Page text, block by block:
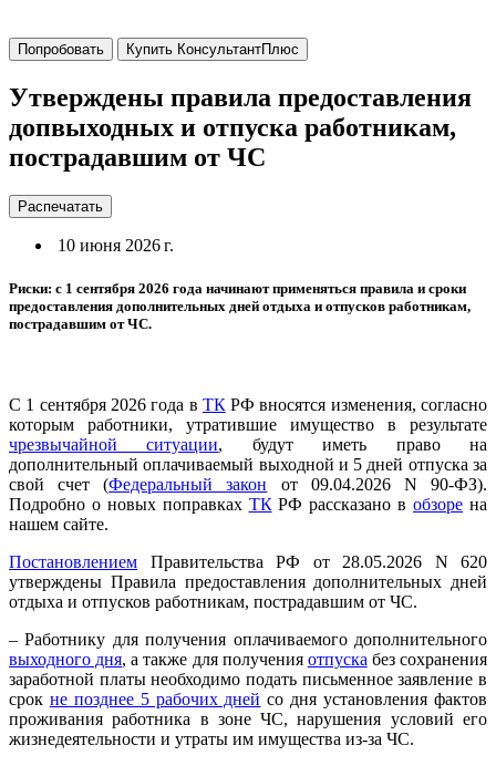
Попробовать Купить КонсультантПлюс
Утверждены правила предоставления
допвыходных и отпуска работникам,
пострадавшим от ЧС
Распечатать
10 июня 2026 г.
Риски: с 1 сентября 2026 года начинают применяться правила и сроки
предоставления дополнительных дней отдыха и отпусков работникам,
пострадавшим от ЧС.
С 1 сентября 2026 года в ТКРФ вносятся изменения, согласно
которым работники, утратившие имущество в результате
чрезвычайной ситуации, будут иметь право на
дополнительный оплачиваемый выходной и 5 дней отпуска за
свой счет (Федеральный закон от 09.04.2026 N 90-ФЗ).
Подробно о новых поправках ТКРФ рассказано вобзоре на
нашем сайте.
Постановлением Правительства РФ от 28.05.2026 N 620
утверждены Правила предоставления дополнительных дней
отдыха и отпусков работникам, пострадавшим от ЧС.
– Работнику для получения оплачиваемого дополнительного
выходного дня, а также для получения отпуска без сохранения
заработной платы необходимо подать письменное заявление в
срок не позднее 5 рабочих дней со дня установления фактов
проживания работника в зоне ЧС, нарушения условий его
жизнедеятельности и утраты им имущества из-за ЧС.